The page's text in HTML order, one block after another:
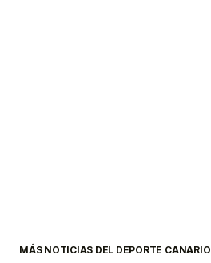
MÁS NOTICIAS DEL DEPORTE CANARIO